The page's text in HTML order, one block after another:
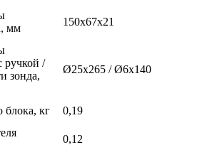
мм
150x67x21
ручкой /
зонда,
Ø25x265 / Ø6x140
блока, кг
0,19
0,12